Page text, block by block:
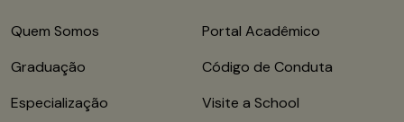
Quem Somos
Graduação
Especialização
Portal Acadêmico
Código de Conduta
Visite a School